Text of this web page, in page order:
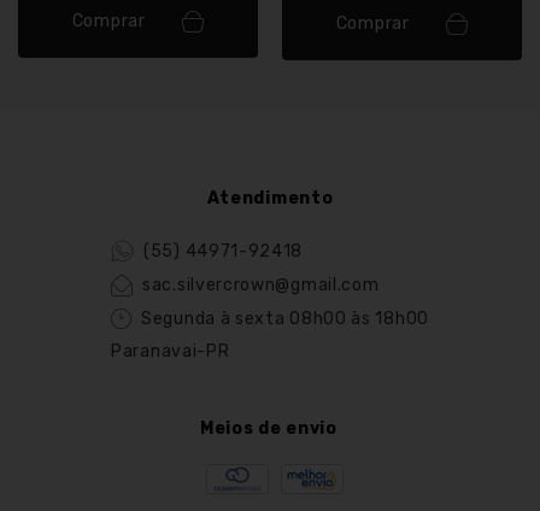
Comprar Comprar
Atendimento
(55) 44971-92418
sac.silvercrown@gmail.com
Segunda à sexta 08h00 às 18h00
Paranavai-PR
Meios de envio